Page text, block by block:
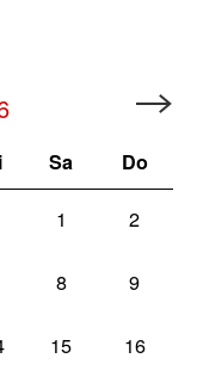
Sa Do
1 2
8 9
15 16